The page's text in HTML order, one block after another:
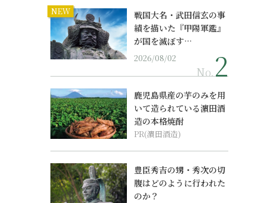
NEW
戦国大名・武田信玄の事
績を描いた『甲陽軍鑑』
が国を滅ぼす…
2026/08/02
No.
鹿児島県産の芋のみを用
いて造られている濵田酒
造の本格焼酎
PR(濵田酒造)
豊臣秀吉の甥・秀次の切
腹はどのように行われた
のか？